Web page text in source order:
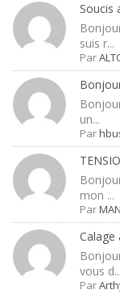
Soucis
suis r...
Par
un...
Par
mon ...
Par
Calage
vous d...
Par